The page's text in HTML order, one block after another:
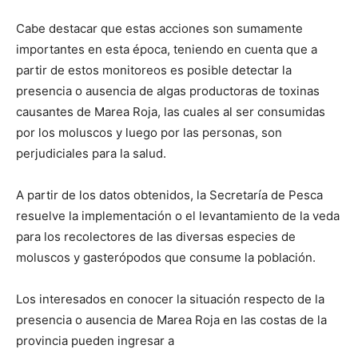
Cabe destacar que estas acciones son sumamente
importantes en esta época, teniendo en cuenta que a
partir de estos monitoreos es posible detectar la
presencia o ausencia de algas productoras de toxinas
causantes de Marea Roja, las cuales al ser consumidas
por los moluscos y luego por las personas, son
perjudiciales para la salud.
A partir de los datos obtenidos, la Secretaría de Pesca
resuelve la implementación o el levantamiento de la veda
para los recolectores de las diversas especies de
moluscos y gasterópodos que consume la población.
Los interesados en conocer la situación respecto de la
presencia o ausencia de Marea Roja en las costas de la
provincia pueden ingresar a